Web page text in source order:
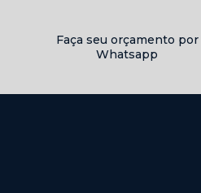
Faça seu orçamento por
Whatsapp